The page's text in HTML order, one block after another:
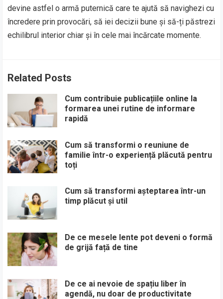
devine astfel o armă puternică care te ajută să navighezi cu
încredere prin provocări, să iei decizii bune și să-ți păstrezi
echilibrul interior chiar și în cele mai încărcate momente.
Related Posts
Cum contribuie publicațiile online la
formarea unei rutine de informare
rapidă
Cum să transformi o reuniune de
familie într-o experiență plăcută pentru
toți
Cum să transformi așteptarea într-un
timp plăcut și util
De ce mesele lente pot deveni o formă
de grijă față de tine
De ce ai nevoie de spațiu liber în
agendă, nu doar de productivitate